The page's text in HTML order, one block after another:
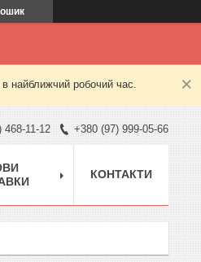
найближчий робочий час.
468-11-12 +380 (97) 999-05-66
КОНТАКТИ